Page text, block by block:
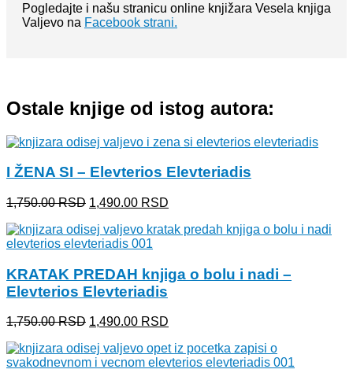
Pogledajte i našu stranicu online knjižara Vesela knjiga
Valjevo na Facebook strani.
Ostale knjige od istog autora:
I ŽENA SI – Elevterios Elevteriadis
1,750.00RSD Originalna
je
bila:
1,490.00 RSD
je:
KRATAK PREDAH knjiga o bolu i nadi –
Elevterios Elevteriadis
1,750.00RSD Originalna
je
bila:
1,490.00 RSD
je:
1,490.00 RSD.